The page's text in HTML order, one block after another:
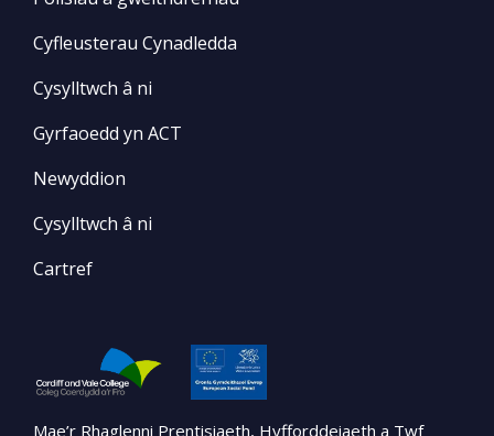
Cyfleusterau Cynadledda
Cysylltwch â ni
Gyrfaoedd yn ACT
Newyddion
Cysylltwch â ni
Cartref
Mae’r Rhaglenni Prentisiaeth, Hyfforddeiaeth a Twf